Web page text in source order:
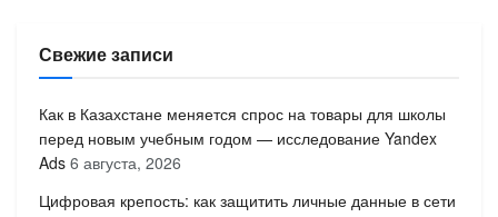
Свежие записи
Как в Казахстане меняется спрос на товары для школы
перед новым учебным годом — исследование Yandex
Ads 6 августа, 2026
Цифровая крепость: как защитить личные данные в сети